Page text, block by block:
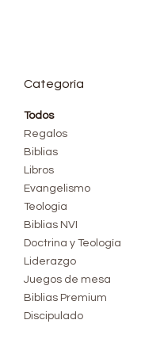
Categoría
Todos
Regalos
Biblias
Libros
Evangelismo
Teologia
Biblias NVI
Doctrina y Teología
Liderazgo
Juegos de mesa
Biblias Premium
Discipulado